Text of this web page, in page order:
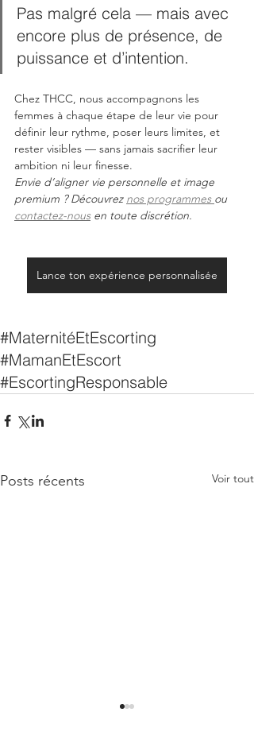
Pas malgré cela — mais avec
encore plus de présence, de
puissance et d’intention.
Chez THCC, nous accompagnons les
femmes à chaque étape de leur vie pour
définir leur rythme, poser leurs limites, et
rester visibles — sans jamais sacrifier leur
ambition ni leur finesse.
Envie d’aligner vie personnelle et image
premium ? Découvrez nos programmes ou
contactez-nous en toute discrétion.
Lance ton expérience personnalisée
#MaternitéEtEscorting
#MamanEtEscort
#EscortingResponsable
Posts récents Voir tout